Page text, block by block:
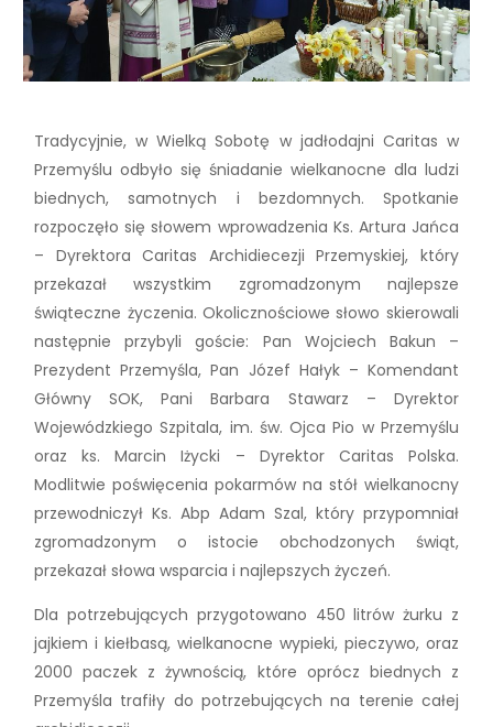
Tradycyjnie, w Wielką Sobotę w jadłodajni Caritas w
Przemyślu odbyło się śniadanie wielkanocne dla ludzi
biednych, samotnych i bezdomnych. Spotkanie
rozpoczęło się słowem wprowadzenia Ks. Artura Jańca
– Dyrektora Caritas Archidiecezji Przemyskiej, który
przekazał wszystkim zgromadzonym najlepsze
świąteczne życzenia. Okolicznościowe słowo skierowali
następnie przybyli goście: Pan Wojciech Bakun –
Prezydent Przemyśla, Pan Józef Hałyk – Komendant
Główny SOK, Pani Barbara Stawarz – Dyrektor
Wojewódzkiego Szpitala, im. św. Ojca Pio w Przemyślu
oraz ks. Marcin Iżycki – Dyrektor Caritas Polska.
Modlitwie poświęcenia pokarmów na stół wielkanocny
przewodniczył Ks. Abp Adam Szal, który przypomniał
zgromadzonym o istocie obchodzonych świąt,
przekazał słowa wsparcia i najlepszych życzeń.
Dla potrzebujących przygotowano 450 litrów żurku z
jajkiem i kiełbasą, wielkanocne wypieki, pieczywo, oraz
2000 paczek z żywnością, które oprócz biednych z
Przemyśla trafiły do potrzebujących na terenie całej